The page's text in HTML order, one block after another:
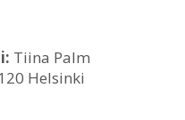
Tiina Palm
Helsinki